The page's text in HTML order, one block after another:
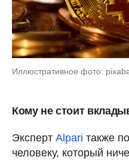
Иллюстративное фото:
Кому не стоит
Эксперт Alpari также
человеку, который